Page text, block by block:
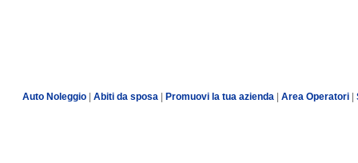
Auto Noleggio Abiti da sposa Promuovi la tua azienda Area Operatori